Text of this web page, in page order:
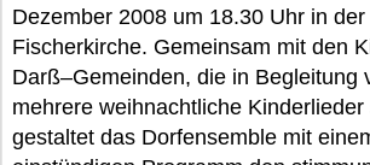
Dezember 2008 um 18.30 Uhr in
Fischerkirche. Gemeinsam mit den
Darß–Gemeinden, die in Begleitung
mehrere weihnachtliche
gestaltet das Dorfensemble mit